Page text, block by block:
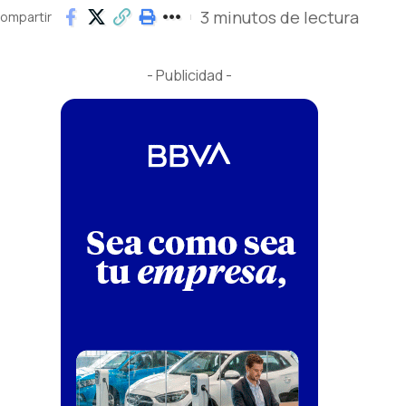
3 minutos de lectura
- Publicidad -